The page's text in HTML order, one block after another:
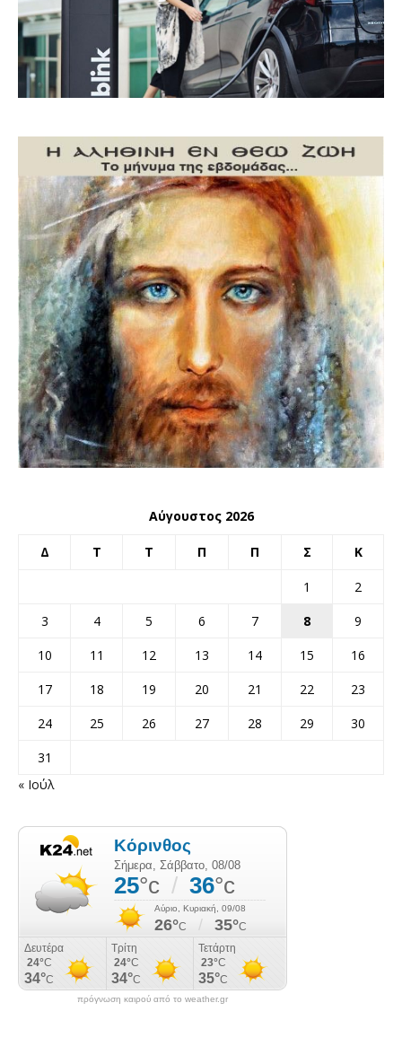
Αύγουστος 2026
Δ Τ Τ Π Π Σ Κ
1
2
3
4 5 6 7 8
9
10
11 12 13 14 15
16
17
18 19 20 21 22
23
24
25 26 27 28 29
30
31
« Ιούλ
πρόγνωση καιρού από το weather.gr